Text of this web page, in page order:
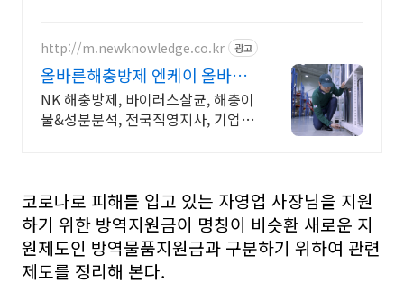
http://m.newknowledge.co.kr 광고
올바른해충방제 엔케이 올바른
선택이 결과를바꿉니다!
NK 해충방제, 바이러스살균, 해충이
물&성분분석, 전국직영지사, 기업&
코로나로 피해를 입고 있는 자영업 사장님을 지원
하기 위한 방역지원금이 명칭이 비슷환 새로운 지
원제도인 방역물품지원금과 구분하기 위하여 관련
제도를 정리해 본다.